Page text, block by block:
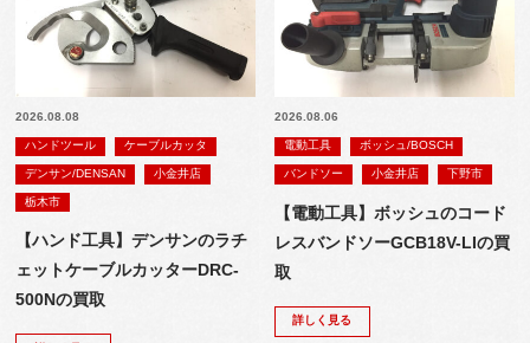
2026.08.08
ハンドツール ケーブルカッタ
デンサン/DENSAN 小金井店
栃木市
【ハンド工具】デンサンのラチ
ェットケーブルカッターDRC-
500Nの買取
2026.08.06
電動工具 ボッシュ/BOSCH
バンドソー 小金井店 下野市
【電動工具】ボッシュのコード
レスバンドソーGCB18V-LIの買
取
詳しく見る